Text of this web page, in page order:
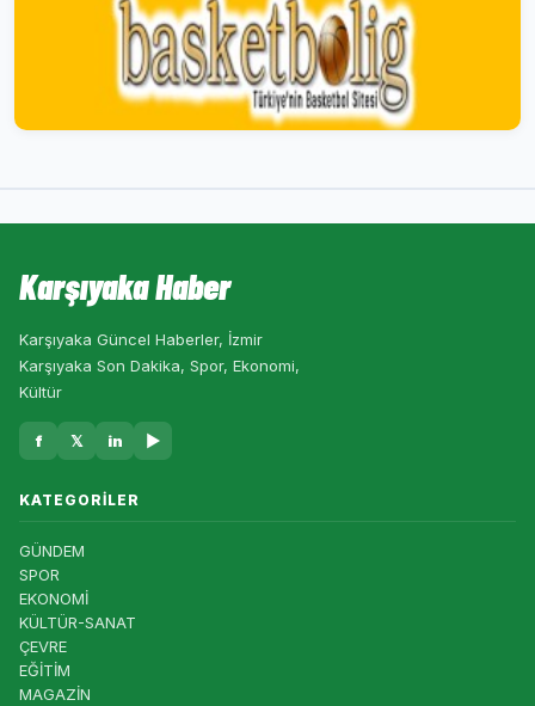
Karşıyaka Haber
Karşıyaka Güncel Haberler, İzmir
Karşıyaka Son Dakika, Spor, Ekonomi,
Kültür
f 𝕏 in ▶
KATEGORILER
GÜNDEM
SPOR
EKONOMİ
KÜLTÜR-SANAT
ÇEVRE
EĞİTİM
MAGAZİN